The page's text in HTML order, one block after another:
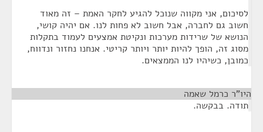
לסיכום, אני מקווה שנוכל להגיע לחקר האמת – זה מאוד
חשוב גם לחברה, אבל חשוב לא פחות לנו. אם יהיה קושי,
הנושא של שרידות מערכות ונקיטת אמצעים לעמוד בתקלות
מסוג זה, הופך להיות יותר ויותר קריטי. אנחנו נחזור ונדווח,
כמובן, כשיהיו לנו הממצאים.
היו"ר כרמל שאמה
תודה. בבקשה.